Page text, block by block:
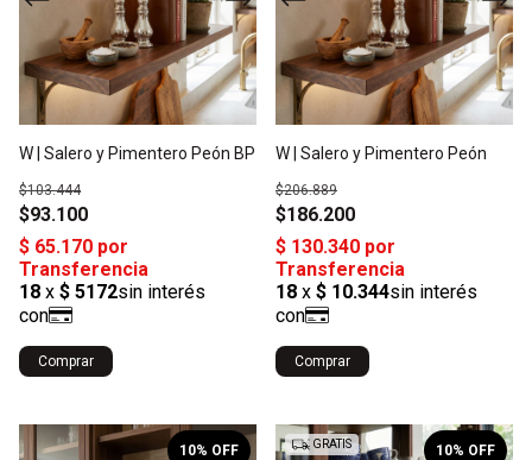
W | Salero y Pimentero Peón BP
$93.100
$103.444
W | Salero y Pimentero Peón
$186.200
$206.889
1/2
10% OFF 1/2
GRATIS 10% OFF